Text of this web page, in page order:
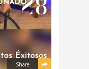
Share